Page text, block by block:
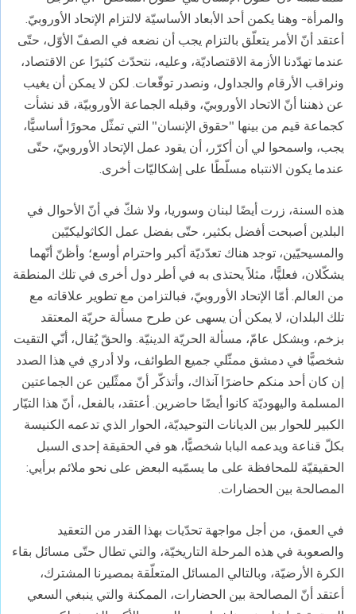
والمرأة- وهنا يكمن أحد الأبعاد الأساسيّة لالتزام الإتحاد الأوروبيّ.
أعتقد أنّ الأمر يتعلّق بالتزام يجب أن نضعه في الصفّ الأوّل، حتّى
عندما تهدّدنا الأزمة الاقتصاديّة، وعليه، نتحدّث كثيرًا عن الاقتصاد،
ونراقب الأرقام والجداول، ونصدر توقّعات. لكن لا يمكن أن يغيب
عن ذهننا أنّ الاتحاد الأوروبيّ، وقبله الجماعة الأوروبيّة، قد نشأت
كجماعة قيم من بينها "حقوق الإنسان" التي تمثّل محورًا أساسيًّا،
يجب، واسمحوا لي أن أكرّر، أن يقود عمل الإتحاد الأوروبيّ، حتّى
عندما يكون الانتباه مسلّطًا على إشكاليّات أخرى.
هذه السنة، زرت أيضًا لبنان وسوريا، ولا شكّ في أنّ الأحوال في
البلدين أصبحت أفضل بكثير، حتّى بفضل عمل الكاثوليكيّين
والمسيحيّين، توجد هناك تعدّديّة أكبر واحترام أوسع؛ وأظنّ أنّهما
يشكّلان، فعليًّا، مثلاً يحتذى به في أطر دول أخرى في تلك المنطقة
من العالم. أمّا الإتحاد الأوروبيّ، فبالتزامن مع تطوير علاقاته مع
تلك البلدان، لا يمكن أن يسهى عن طرح مسألة حريّة المعتقد
بزخم، وبشكل عامّ، مسألة الحريّة الدينيّة. والحقّ يُقال، أنّي التقيت
شخصيًّا في دمشق ممثّلي جميع الطوائف، ولا أدري في هذا الصدد
إن كان أحد منكم حاضرًا آنذاك، وأتذكّر أنّ ممثّلين عن الجماعتين
المسلمة واليهوديّة كانوا أيضًا حاضرين. أعتقد، بالفعل، أنّ هذا التيّار
الكبير للحوار بين الديانات التوحيديّة، الحوار الذي تدعمه الكنيسة
بكلّ قناعة ويدعمه البابا شخصيًّا، هو في الحقيقة إحدى السبل
الحقيقيّة للمحافظة على ما يسمّيه البعض على نحو ملائم برأيي:
المصالحة بين الحضارات.
في العمق، من أجل مواجهة تحدّيات بهذا القدر من التعقيد
والصعوبة في هذه المرحلة التاريخيّة، والتي تطال حتّى مسائل بقاء
الكرة الأرضيّة، وبالتالي المسائل المتعلّقة بمصيرنا المشترك،
أعتقد أنّ المصالحة بين الحضارات، الممكنة والتي ينبغي السعي